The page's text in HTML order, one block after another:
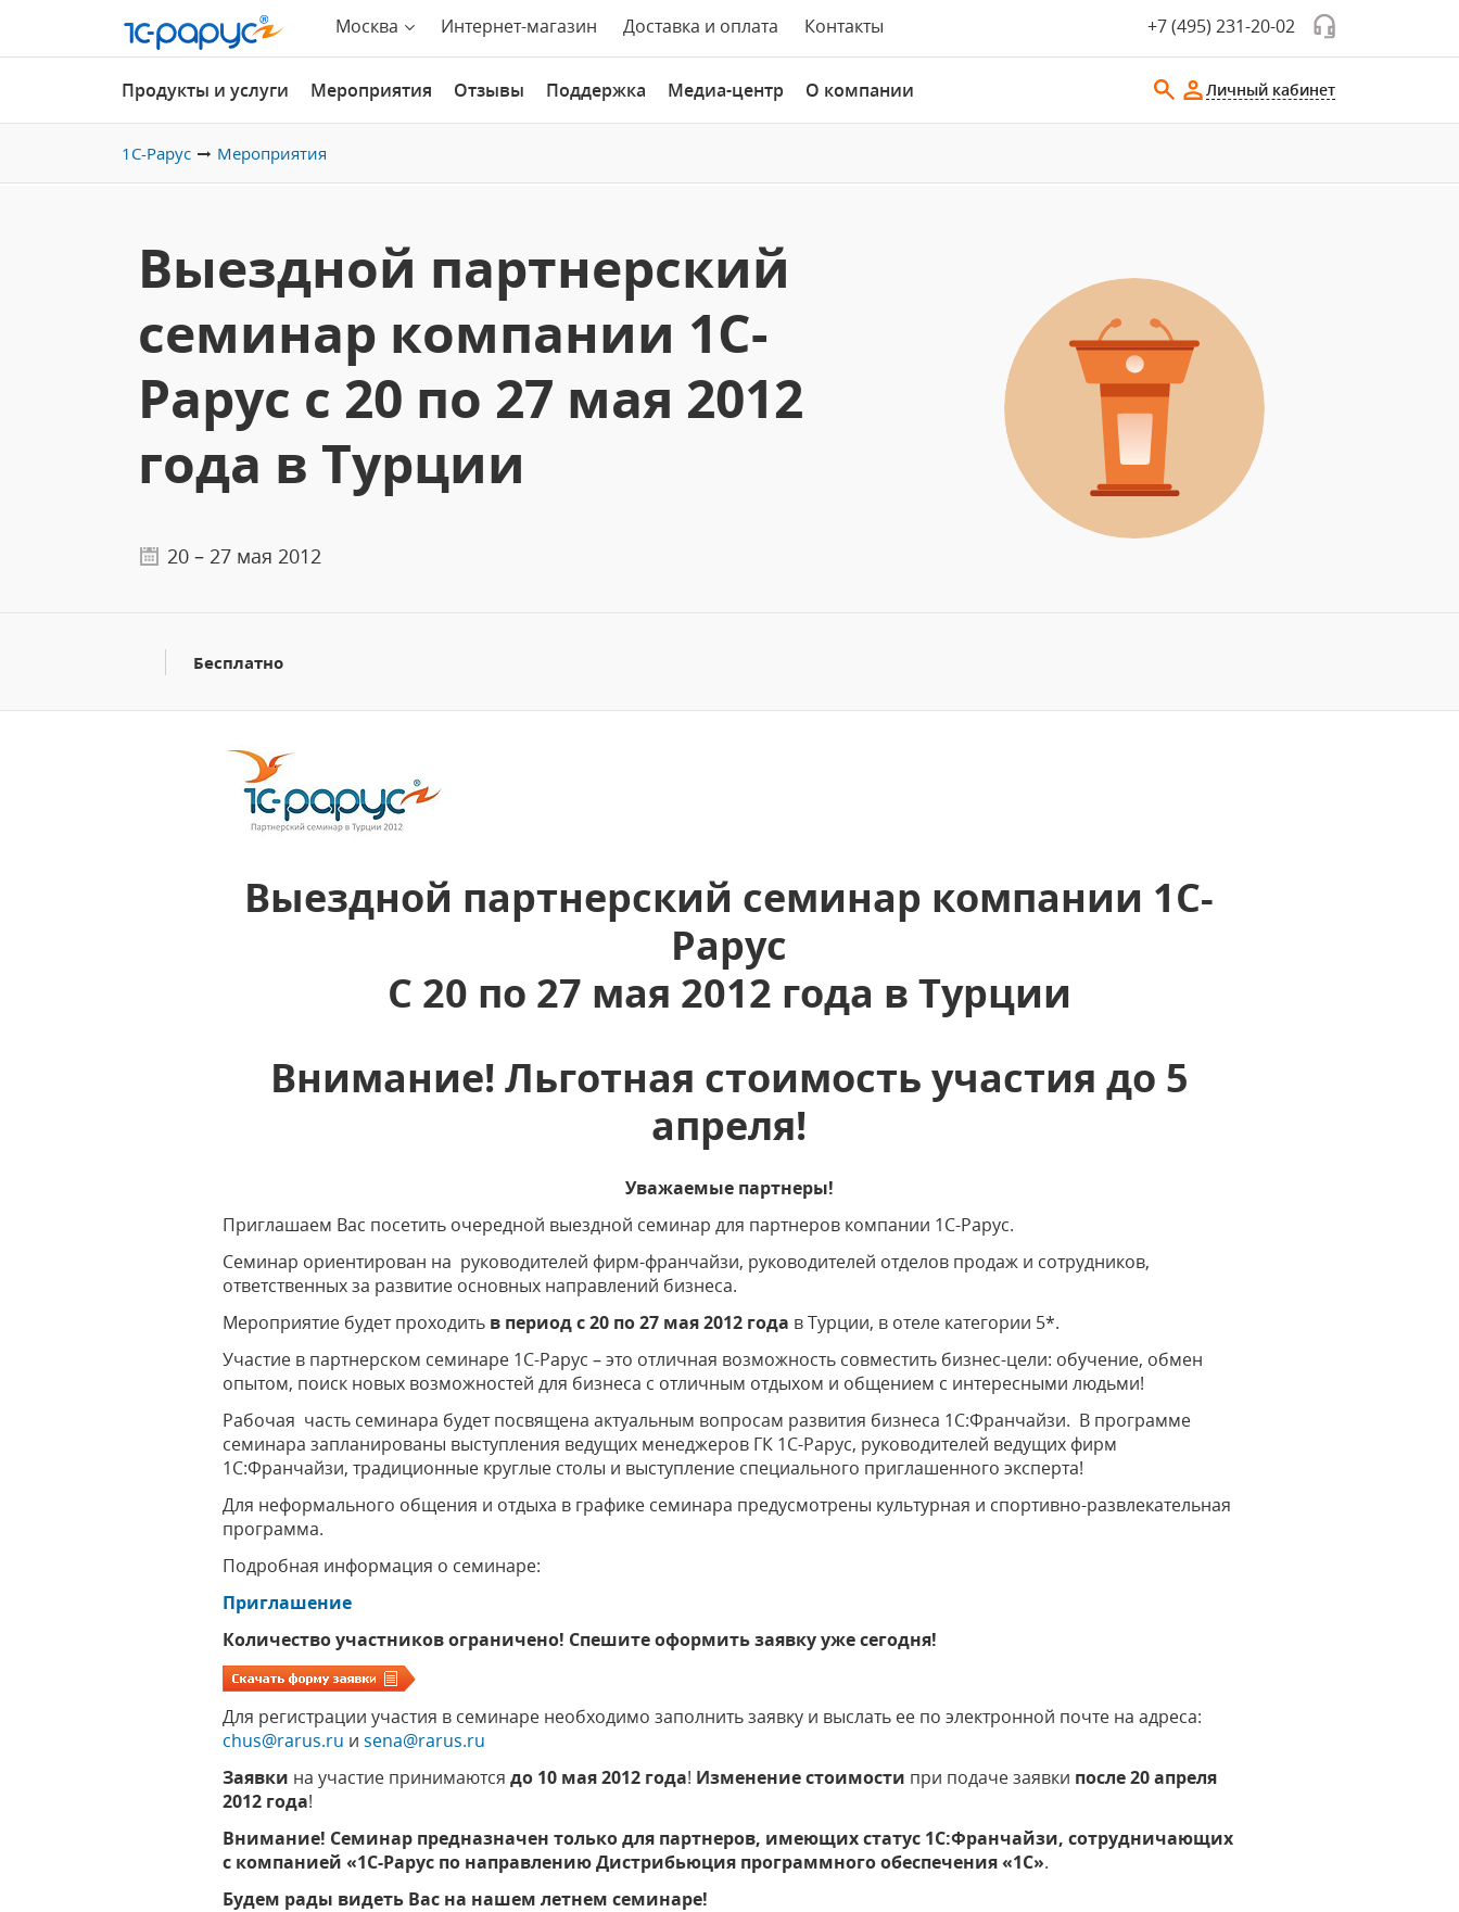
Москва Интернет-магазин Доставка и оплата Контакты +7 (495) 231-20-02
Продукты и услуги Мероприятия Отзывы Поддержка Медиа-центр О компании Личный кабинет
1С-Рарус Мероприятия
Выездной партнерский
семинар компании 1С-
Рарус с 20 по 27 мая 2012
года в Турции
20 – 27 мая 2012
Бесплатно
Выездной партнерский семинар компании 1С-
Рарус
С 20 по 27 мая 2012 года в Турции
Внимание! Льготная стоимость участия до 5
апреля!
Уважаемые партнеры!
Приглашаем Вас посетить очередной выездной семинар для партнеров компании 1С-Рарус.
Семинар ориентирован на руководителей фирм-франчайзи, руководителей отделов продаж и сотрудников,
ответственных за развитие основных направлений бизнеса.
Мероприятие будет проходить в период с 20 по 27 мая 2012 года в Турции, в отеле категории 5*.
Участие в партнерском семинаре 1С-Рарус – это отличная возможность совместить бизнес-цели: обучение, обмен
опытом, поиск новых возможностей для бизнеса с отличным отдыхом и общением с интересными людьми!
Рабочая часть семинара будет посвящена актуальным вопросам развития бизнеса 1С:Франчайзи. В программе
семинара запланированы выступления ведущих менеджеров ГК 1С-Рарус, руководителей ведущих фирм
1С:Франчайзи, традиционные круглые столы и выступление специального приглашенного эксперта!
Для неформального общения и отдыха в графике семинара предусмотрены культурная и спортивно-развлекательная
программа.
Подробная информация о семинаре:
Приглашение
Количество участников ограничено! Спешите оформить заявку уже сегодня!
Для регистрации участия в семинаре необходимо заполнить заявку и выслать ее по электронной почте на адреса:
chus@rarus.ru иsena@rarus.ru
Заявки на участие принимаются до 10 мая 2012 года! Изменение стоимости при подаче заявки после 20 апреля
2012 года!
Внимание! Семинар предназначен только для партнеров, имеющих статус 1С:Франчайзи, сотрудничающих
с компанией «1С-Рарус по направлению Дистрибьюция программного обеспечения «1С».
Будем рады видеть Вас на нашем летнем семинаре!